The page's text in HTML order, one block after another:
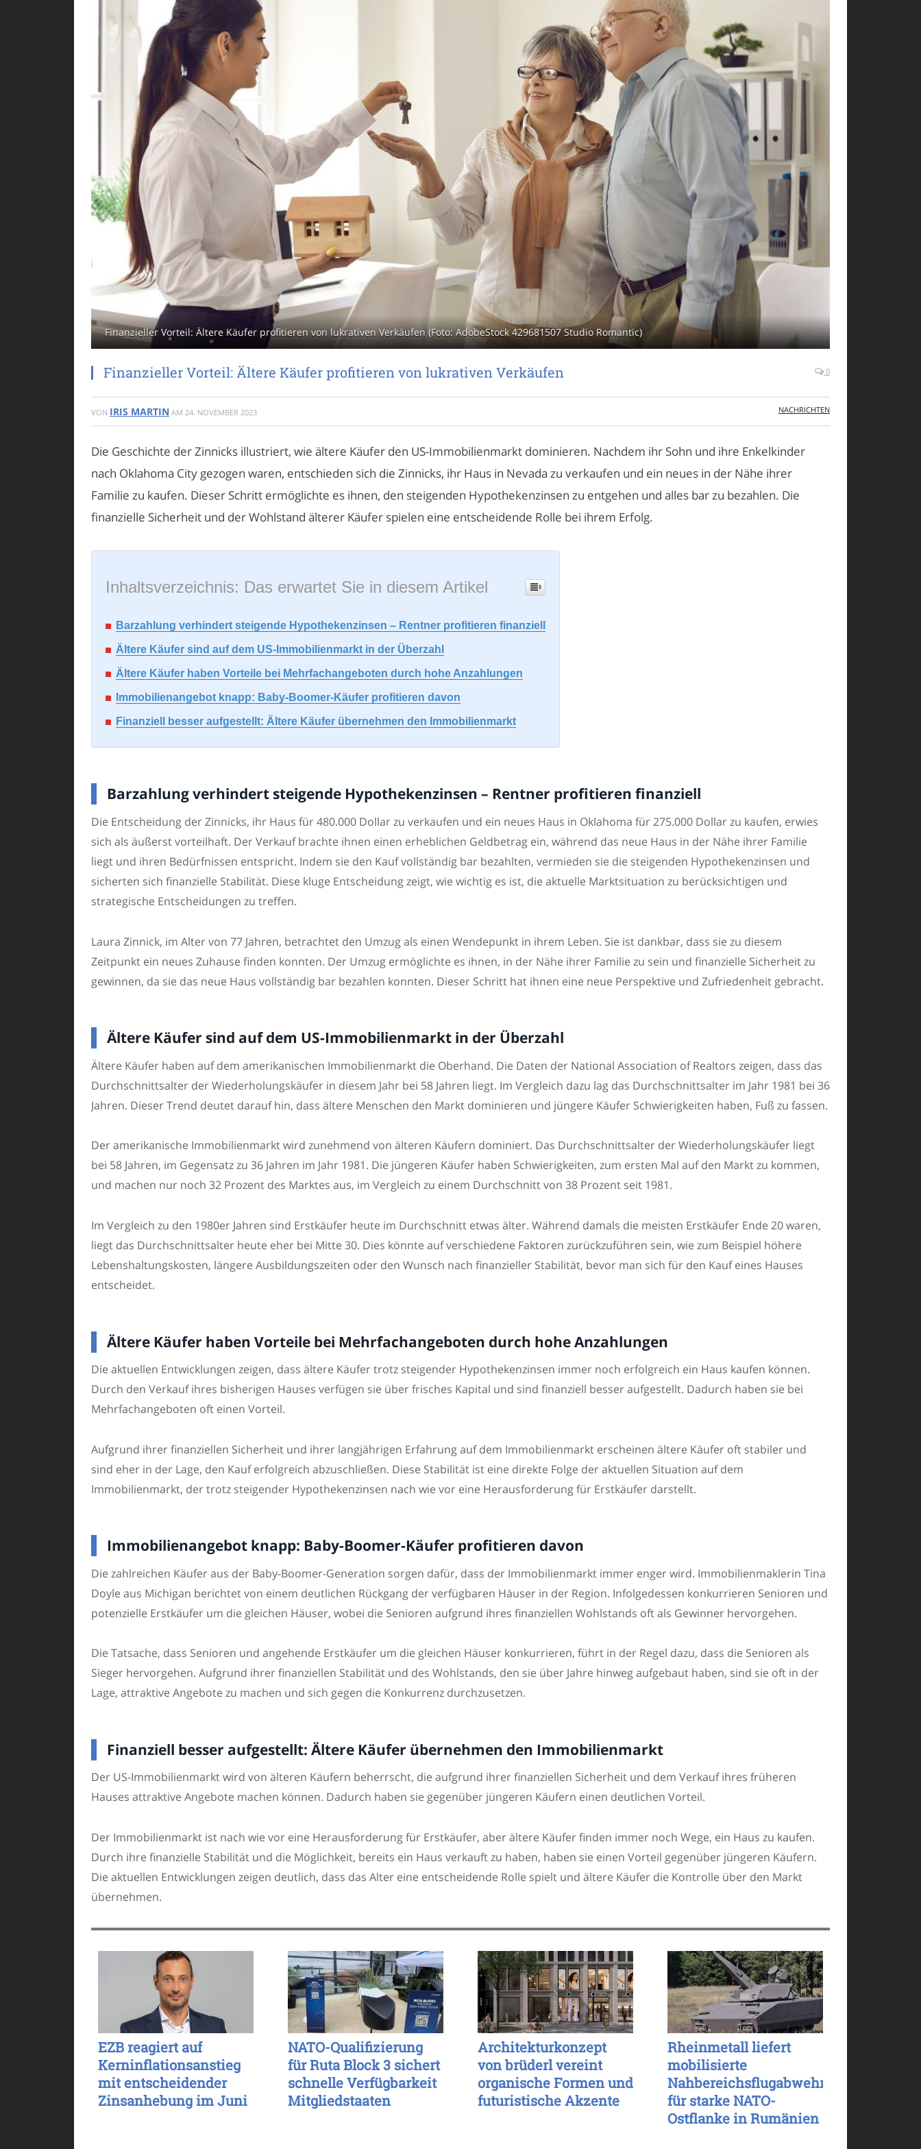
Finanzieller Vorteil: Ältere Käufer profitieren von lukrativen Verkäufen (Foto: AdobeStock 429681507 Studio Romantic)
Finanzieller Vorteil: Ältere Käufer profitieren von lukrativen Verkäufen 0
VON IRIS MARTIN AM 24. NOVEMBER 2023 NACHRICHTEN
Die Geschichte der Zinnicks illustriert, wie ältere Käufer den US-Immobilienmarkt dominieren. Nachdem ihr Sohn und ihre Enkelkinder
nach Oklahoma City gezogen waren, entschieden sich die Zinnicks, ihr Haus in Nevada zu verkaufen und ein neues in der Nähe ihrer
Familie zu kaufen. Dieser Schritt ermöglichte es ihnen, den steigenden Hypothekenzinsen zu entgehen und alles bar zu bezahlen. Die
finanzielle Sicherheit und der Wohlstand älterer Käufer spielen eine entscheidende Rolle bei ihrem Erfolg.
Inhaltsverzeichnis: Das erwartet Sie in diesem Artikel
Barzahlung verhindert steigende Hypothekenzinsen – Rentner profitieren finanziell
Ältere Käufer sind auf dem US-Immobilienmarkt in der Überzahl
Ältere Käufer haben Vorteile bei Mehrfachangeboten durch hohe Anzahlungen
Immobilienangebot knapp: Baby-Boomer-Käufer profitieren davon
Finanziell besser aufgestellt: Ältere Käufer übernehmen den Immobilienmarkt
Barzahlung verhindert steigende Hypothekenzinsen – Rentner profitieren finanziell
Die Entscheidung der Zinnicks, ihr Haus für 480.000 Dollar zu verkaufen und ein neues Haus in Oklahoma für 275.000 Dollar zu kaufen, erwies
sich als äußerst vorteilhaft. Der Verkauf brachte ihnen einen erheblichen Geldbetrag ein, während das neue Haus in der Nähe ihrer Familie
liegt und ihren Bedürfnissen entspricht. Indem sie den Kauf vollständig bar bezahlten, vermieden sie die steigenden Hypothekenzinsen und
sicherten sich finanzielle Stabilität. Diese kluge Entscheidung zeigt, wie wichtig es ist, die aktuelle Marktsituation zu berücksichtigen und
strategische Entscheidungen zu treffen.
Laura Zinnick, im Alter von 77 Jahren, betrachtet den Umzug als einen Wendepunkt in ihrem Leben. Sie ist dankbar, dass sie zu diesem
Zeitpunkt ein neues Zuhause finden konnten. Der Umzug ermöglichte es ihnen, in der Nähe ihrer Familie zu sein und finanzielle Sicherheit zu
gewinnen, da sie das neue Haus vollständig bar bezahlen konnten. Dieser Schritt hat ihnen eine neue Perspektive und Zufriedenheit gebracht.
Ältere Käufer sind auf dem US-Immobilienmarkt in der Überzahl
Ältere Käufer haben auf dem amerikanischen Immobilienmarkt die Oberhand. Die Daten der National Association of Realtors zeigen, dass das
Durchschnittsalter der Wiederholungskäufer in diesem Jahr bei 58 Jahren liegt. Im Vergleich dazu lag das Durchschnittsalter im Jahr 1981 bei 36
Jahren. Dieser Trend deutet darauf hin, dass ältere Menschen den Markt dominieren und jüngere Käufer Schwierigkeiten haben, Fuß zu fassen.
Der amerikanische Immobilienmarkt wird zunehmend von älteren Käufern dominiert. Das Durchschnittsalter der Wiederholungskäufer liegt
bei 58 Jahren, im Gegensatz zu 36 Jahren im Jahr 1981. Die jüngeren Käufer haben Schwierigkeiten, zum ersten Mal auf den Markt zu kommen,
und machen nur noch 32 Prozent des Marktes aus, im Vergleich zu einem Durchschnitt von 38 Prozent seit 1981.
Im Vergleich zu den 1980er Jahren sind Erstkäufer heute im Durchschnitt etwas älter. Während damals die meisten Erstkäufer Ende 20 waren,
liegt das Durchschnittsalter heute eher bei Mitte 30. Dies könnte auf verschiedene Faktoren zurückzuführen sein, wie zum Beispiel höhere
Lebenshaltungskosten, längere Ausbildungszeiten oder den Wunsch nach finanzieller Stabilität, bevor man sich für den Kauf eines Hauses
entscheidet.
Ältere Käufer haben Vorteile bei Mehrfachangeboten durch hohe Anzahlungen
Die aktuellen Entwicklungen zeigen, dass ältere Käufer trotz steigender Hypothekenzinsen immer noch erfolgreich ein Haus kaufen können.
Durch den Verkauf ihres bisherigen Hauses verfügen sie über frisches Kapital und sind finanziell besser aufgestellt. Dadurch haben sie bei
Mehrfachangeboten oft einen Vorteil.
Aufgrund ihrer finanziellen Sicherheit und ihrer langjährigen Erfahrung auf dem Immobilienmarkt erscheinen ältere Käufer oft stabiler und
sind eher in der Lage, den Kauf erfolgreich abzuschließen. Diese Stabilität ist eine direkte Folge der aktuellen Situation auf dem
Immobilienmarkt, der trotz steigender Hypothekenzinsen nach wie vor eine Herausforderung für Erstkäufer darstellt.
Immobilienangebot knapp: Baby-Boomer-Käufer profitieren davon
Die zahlreichen Käufer aus der Baby-Boomer-Generation sorgen dafür, dass der Immobilienmarkt immer enger wird. Immobilienmaklerin Tina
Doyle aus Michigan berichtet von einem deutlichen Rückgang der verfügbaren Häuser in der Region. Infolgedessen konkurrieren Senioren und
potenzielle Erstkäufer um die gleichen Häuser, wobei die Senioren aufgrund ihres finanziellen Wohlstands oft als Gewinner hervorgehen.
Die Tatsache, dass Senioren und angehende Erstkäufer um die gleichen Häuser konkurrieren, führt in der Regel dazu, dass die Senioren als
Sieger hervorgehen. Aufgrund ihrer finanziellen Stabilität und des Wohlstands, den sie über Jahre hinweg aufgebaut haben, sind sie oft in der
Lage, attraktive Angebote zu machen und sich gegen die Konkurrenz durchzusetzen.
Finanziell besser aufgestellt: Ältere Käufer übernehmen den Immobilienmarkt
Der US-Immobilienmarkt wird von älteren Käufern beherrscht, die aufgrund ihrer finanziellen Sicherheit und dem Verkauf ihres früheren
Hauses attraktive Angebote machen können. Dadurch haben sie gegenüber jüngeren Käufern einen deutlichen Vorteil.
Der Immobilienmarkt ist nach wie vor eine Herausforderung für Erstkäufer, aber ältere Käufer finden immer noch Wege, ein Haus zu kaufen.
Durch ihre finanzielle Stabilität und die Möglichkeit, bereits ein Haus verkauft zu haben, haben sie einen Vorteil gegenüber jüngeren Käufern.
Die aktuellen Entwicklungen zeigen deutlich, dass das Alter eine entscheidende Rolle spielt und ältere Käufer die Kontrolle über den Markt
übernehmen.
EZB reagiert auf
Kerninflationsanstieg
mit entscheidender
Zinsanhebung im Juni
NATO-Qualifizierung
für Ruta Block 3 sichert
schnelle Verfügbarkeit
Mitgliedstaaten
Architekturkonzept
von brüderl vereint
organische Formen und
futuristische Akzente
Rheinmetall liefert
mobilisierte
Nahbereichsflugabwehr
für starke NATO-
Ostflanke in Rumänien